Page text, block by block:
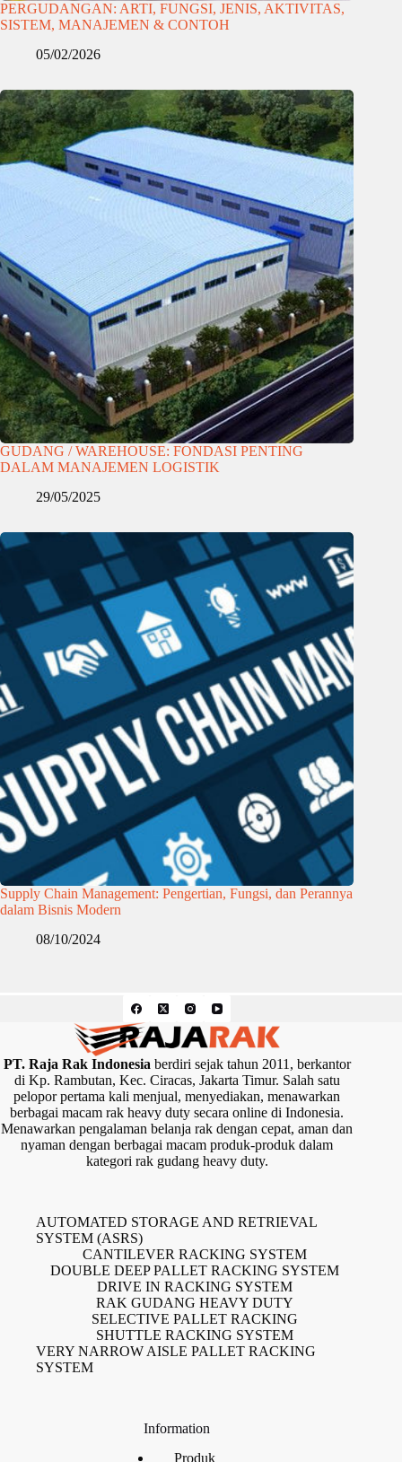
PERGUDANGAN: ARTI, FUNGSI, JENIS, AKTIVITAS,
SISTEM, MANAJEMEN & CONTOH
05/02/2026
GUDANG / WAREHOUSE: FONDASI PENTING
DALAM MANAJEMEN LOGISTIK
29/05/2025
Supply Chain Management: Pengertian, Fungsi, dan Perannya
dalam Bisnis Modern
08/10/2024
PT. Raja Rak Indonesiaberdiri sejak tahun 2011, berkantor
di Kp. Rambutan, Kec. Ciracas, Jakarta Timur. Salah satu
pelopor pertama kali menjual, menyediakan, menawarkan
berbagai macam rak heavy duty secara online di Indonesia.
Menawarkan pengalaman belanja rak dengan cepat, aman dan
nyaman dengan berbagai macam produk-produk dalam
kategori rak gudang heavy duty.
AUTOMATED STORAGE AND RETRIEVAL
SYSTEM (ASRS)
CANTILEVER RACKING SYSTEM
DOUBLE DEEP PALLET RACKING SYSTEM
DRIVE IN RACKING SYSTEM
RAK GUDANG HEAVY DUTY
SELECTIVE PALLET RACKING
SHUTTLE RACKING SYSTEM
VERY NARROW AISLE PALLET RACKING
SYSTEM
Information
Produk